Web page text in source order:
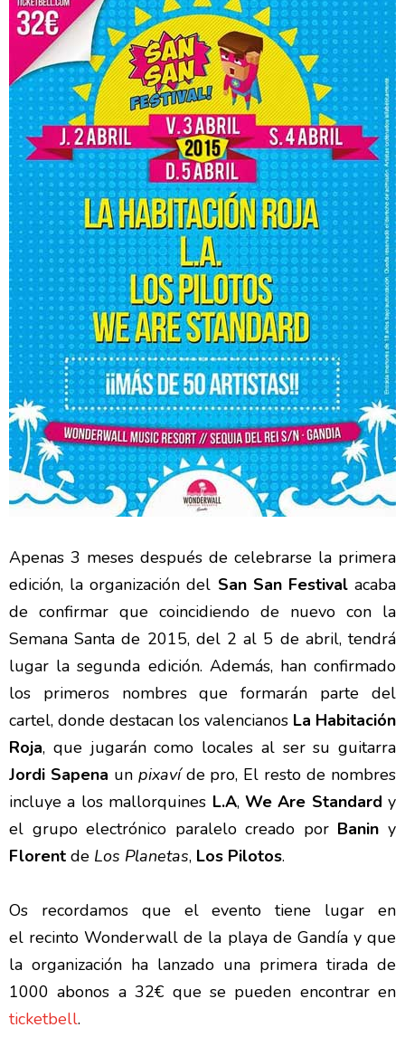
Apenas 3 meses después de celebrarse la primera
edición, la organización del San San Festivalacaba
de confirmar que coincidiendo de nuevo con la
Semana Santa de 2015, del 2 al 5 de abril, tendrá
lugar la segunda edición. Además, han confirmado
los primeros nombres que formarán parte del
cartel, donde destacan los valencianos La Habitación
Roja, que jugarán como locales al ser su guitarra
Jordi Sapena un pixavíde pro, El resto de nombres
incluye a los mallorquines L.A, We Are Standard y
el grupo electrónico paralelo creado porBaniny
Florent de Los Planetas, Los Pilotos.
Os recordamos que el evento tiene lugar en
el recinto Wonderwall de la playa de Gandía y que
la organización ha lanzado una primera tirada de
1000 abonos a 32€ que se pueden encontrar en
ticketbell.